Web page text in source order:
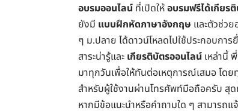
อบรมออนไลน์ ที่เปิดให้อบรมฟรีได้เกียร
ยังมี แบบฝึกหัดภาษาอังกฤษ และตัวช่วย
ๆ ม.ปลาย ได้ดาวน์โหลดไปใช้ประกอบกา
สาระน่ารู้และ เกียรติบัตรออนไลน์ เหล่านี้
มาทุกวันเพื่อให้ทันต่อเหตุการณ์เสมอ โด
สำหรับผู้ใช้งานผ่านโทรศัพท์มือถือครับ
หากมีข้อแนะนำหรือคำถามใด ๆ สามารถ